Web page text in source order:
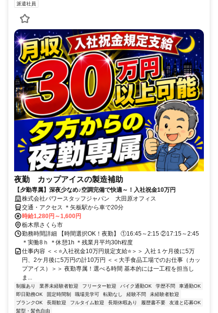
派遣社員
夜勤 カップアイスの製造補助
【夕勤専属】深夜少なめ♪空調完備で快適～！入社祝金10万円
株式会社パワースタッフジャパン 大田原オフィス
交通・アクセス ＊矢板駅から車で20分
時給1,280円～1,600円
栃木県さくら市
勤務時間詳細 【時間選択OK！夜勤】 ①16:45～2:15 ②17:15～2:45
＊実働8ｈ ＊休憩1h ＊残業月平均30h程度
仕事内容 ＜＜⭐入社祝金10万円規定支給⭐＞＞ 入社１ケ月後に5万
円、2ケ月後に5万円の計10万円 ＜＜大手食品工場でのお仕事（カッ
プアイス）＞＞ 夜勤専属！選べる時間 基本的には一工程を担当し
ま...
制服あり 業界未経験者歓迎 フリーター歓迎 バイク通勤OK 学歴不問
車通勤OK
即日勤務OK
固定時間制 職場見学可 転勤なし 経験不問
未経験者歓迎
ブランクOK
長期歓迎 フルタイム歓迎 長期休暇あり 履歴書不要
友達と応募OK
髪型・髪色自由